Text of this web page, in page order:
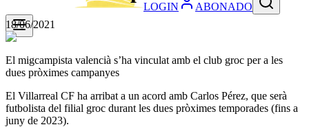
LOGIN ABONADO
18/06/2021
El migcampista valencià s’ha vinculat amb el club groc per a les
dues pròximes campanyes
El Villarreal CF ha arribat a un acord amb Carlos Pérez, que serà
futbolista del filial groc durant les dues pròximes temporades (fins a
juny de 2023).